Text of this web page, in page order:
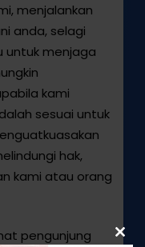
menjalankan
anda, selagi
untuk menjaga
kami
sesuai untuk
hak,
kami atau orang
pengunjung